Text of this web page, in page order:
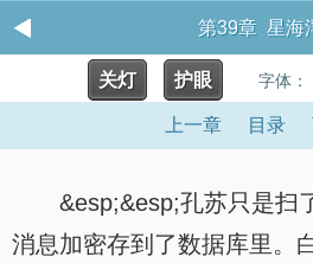
第39章 星海
关灯 护眼 字体：
上一章 目录
&esp;&esp;孔苏只是扫
消息加密存到了数据库里。